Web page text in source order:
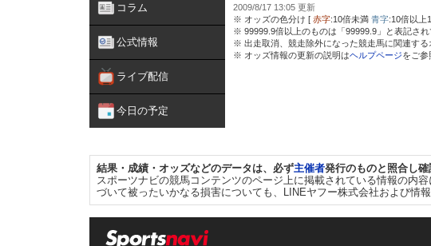
コラム
公式情報
ライブ配信
今日の予定
2009/8/17 13:05 更新
※ オッズの色分け [ 赤字:10倍未満 青字:10倍以上
※ 99999.9倍以上のものは「99999.9」と表記され
※ 出走取消、競走除外になった競走馬に関連する
※ オッズ情報の更新の説明はヘルプページをご参
結果・成績・オッズなどのデータは、必ず主催者発行のものと照合し確
スポーツナビの競馬コンテンツのページ上に掲載されている情報の内
づいて被ったいかなる損害についても、LINEヤフー株式会社および情